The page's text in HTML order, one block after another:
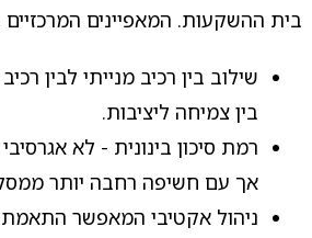
בית ההשקעות. המאפיינים
שילוב בין רכיב מנייתי לבין
בין צמיחה ליציבות.
רמת סיכון בינונית - לא
אך עם חשיפה רחבה יותר
ניהול אקטיבי המאפשר